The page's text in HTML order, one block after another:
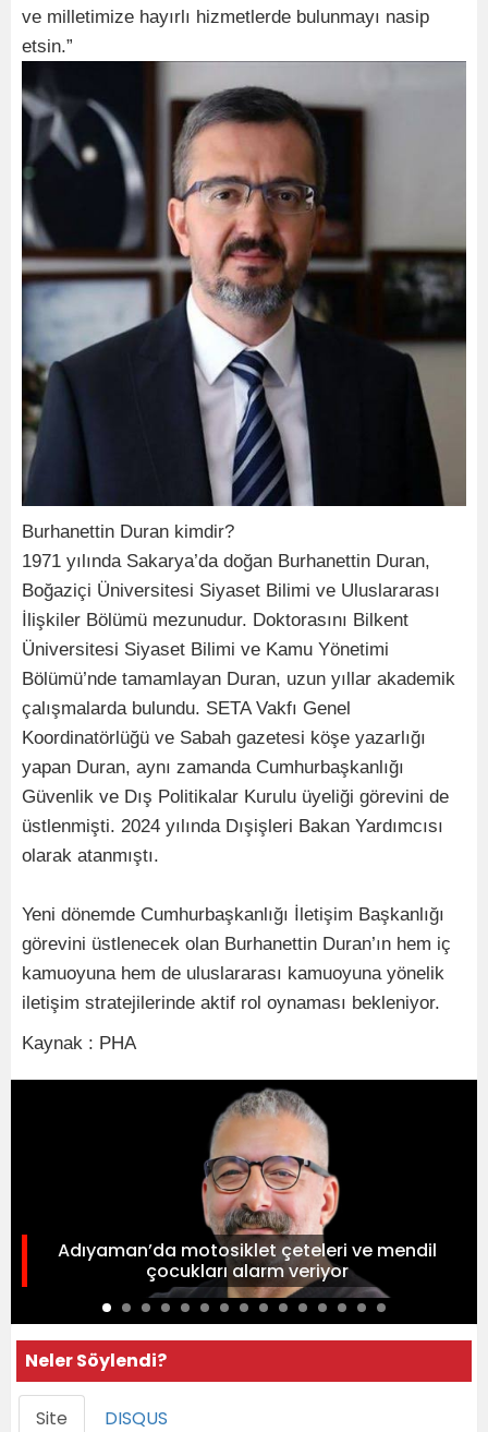
ve milletimize hayırlı hizmetlerde bulunmayı nasip
etsin.”
Burhanettin Duran kimdir?
1971 yılında Sakarya’da doğan Burhanettin Duran,
Boğaziçi Üniversitesi Siyaset Bilimi ve Uluslararası
İlişkiler Bölümü mezunudur. Doktorasını Bilkent
Üniversitesi Siyaset Bilimi ve Kamu Yönetimi
Bölümü’nde tamamlayan Duran, uzun yıllar akademik
çalışmalarda bulundu. SETA Vakfı Genel
Koordinatörlüğü ve Sabah gazetesi köşe yazarlığı
yapan Duran, aynı zamanda Cumhurbaşkanlığı
Güvenlik ve Dış Politikalar Kurulu üyeliği görevini de
üstlenmişti. 2024 yılında Dışişleri Bakan Yardımcısı
olarak atanmıştı.
Yeni dönemde Cumhurbaşkanlığı İletişim Başkanlığı
görevini üstlenecek olan Burhanettin Duran’ın hem iç
kamuoyuna hem de uluslararası kamuoyuna yönelik
iletişim stratejilerinde aktif rol oynaması bekleniyor.
Kaynak : PHA
Adıyaman’da motosiklet çeteleri ve mendil
çocukları alarm veriyor
Neler Söylendi?
Site DISQUS